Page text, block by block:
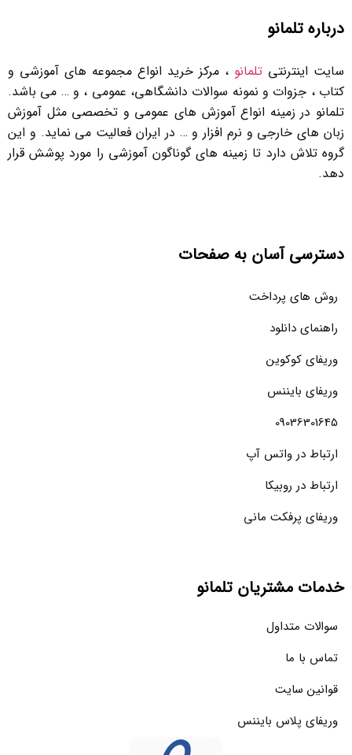
درباره تلمانو
سایت اینترنتی تلمانو ، مرکز خرید انواع مجموعه های آموزشی و
کتاب ، جزوات و نمونه سوالات دانشگاهی، عمومی ، و … می باشد.
تلمانو در زمینه انواع آموزش های عمومی و تخصصی مثل آموزش
زبان های خارجی و نرم افزار و … در ایران فعالیت می نماید. و این
گروه تلاش دارد تا زمینه های گوناگون آموزشی را مورد پوشش قرار
دهد.
دسترسی آسان به صفحات
روش های پرداخت
راهنمای دانلود
وریفای کوکوین
وریفای بایننس
09036301645
ارتباط در واتس آپ
ارتباط در روبیکا
وریفای پرفکت مانی
خدمات مشتریان تلمانو
سوالات متداول
تماس با ما
قوانین سایت
وریفای پلاس بایننس